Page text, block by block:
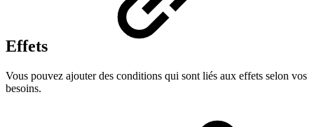
Effets
Vous pouvez ajouter des conditions qui sont liés aux effets selon vos
besoins.